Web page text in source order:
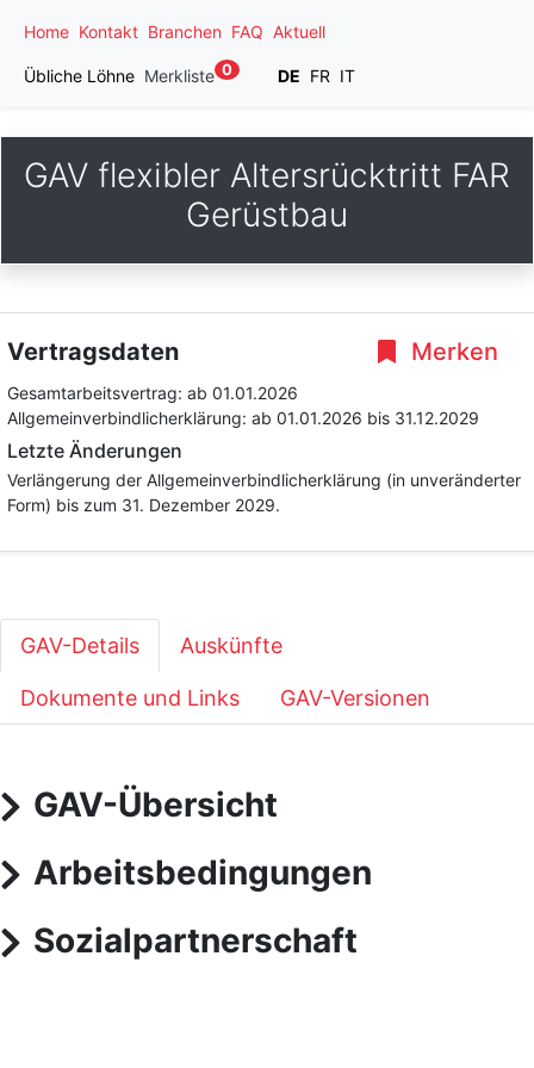
Home Kontakt Branchen FAQ Aktuell
Übliche Löhne Merkliste 0 DE FR IT
GAV flexibler Altersrücktritt FAR
Gerüstbau
Merken
Vertragsdaten
Gesamtarbeitsvertrag: ab 01.01.2026
Allgemeinverbindlicherklärung: ab 01.01.2026 bis 31.12.2029
Letzte Änderungen
Verlängerung der Allgemeinverbindlicherklärung (in unveränderter
Form) bis zum 31. Dezember 2029.
GAV-Details Auskünfte
Dokumente und Links GAV-Versionen
GAV-Übersicht
Arbeitsbedingungen
Sozialpartnerschaft